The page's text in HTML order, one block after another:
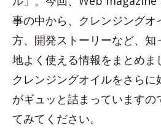
事の中から、クレンジングオ
方、開発ストーリーなど、知
地よく使える情報をまとめま
クレンジングオイルをさらに
がギュッと詰まっていますの
てみてください。